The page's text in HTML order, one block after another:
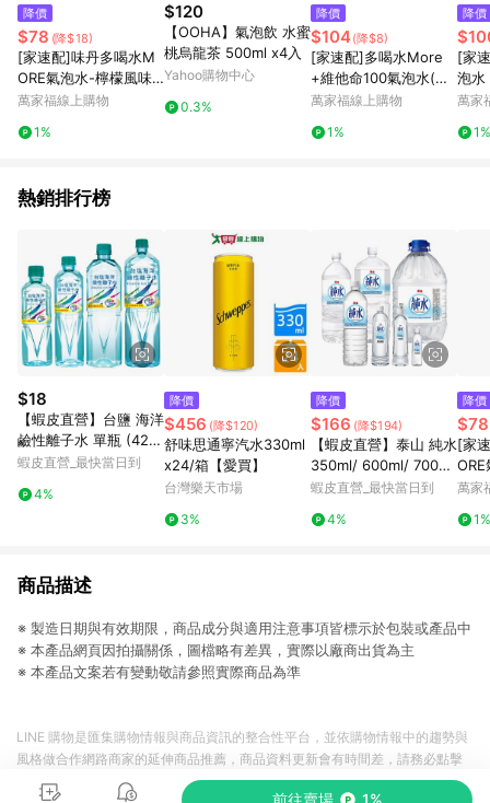
降價
$78 (降$18)
[家速配]味丹多喝水M
ORE氣泡水-檸檬風味-
560ml
萬家福線上購物
1%
$120
【OOHA】氣泡飲 水蜜
桃烏龍茶 500ml x4入
Yahoo購物中心
0.3%
降價
$104(降$8)
[家速配]多喝水More
+維他命100氣泡水(百
香果風味)
萬家福線上購物
1%
降價
[家
泡
萬家
1%
熱銷排行榜
$18
【蝦皮直營】台鹽 海洋
鹼性離子水 單瓶 (420
ml/600ml/850ml/150
蝦皮直營_最快當日到
4%
降價
$456 (降$120)
舒味思通寧汽水330ml
x24/箱【愛買】
台灣樂天市場
3%
降價
$166 (降$194)
【蝦皮直營】泰山 純水
350ml/ 600ml/ 700m
l/ 1500ml/ 2000ml/箱
蝦皮直營_最快當日到
4%
降價
$78
[家
萬家
1%
商品描述
※ 製造日期與有效期限，商品成分與適用注意事項皆標示於包裝或產品中
※ 本產品網頁因拍攝關係，圖檔略有差異，實際以廠商出貨為主
※ 本產品文案若有變動敬請參照實際商品為準
前往賣場 1%
LINE 購物是匯集購物情報與商品資訊的整合性平台，並依購物情報中的趨勢與
風格做合作網路商家的延伸商品推薦，商品資料更新會有時間差，請務必點擊
商品至各合作網路商家，確認現售價與購物條件，一切資訊以合作廠商網頁為